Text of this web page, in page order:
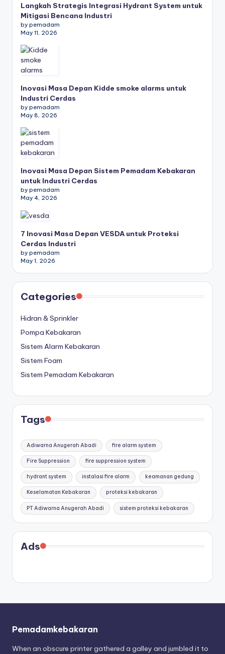
Langkah Strategis Integrasi Hydrant System untuk
Mitigasi Bencana Industri
by pemadam
May 11, 2026
Inovasi Masa Depan Kidde smoke alarms untuk
Industri Cerdas
by pemadam
May 8, 2026
Inovasi Masa Depan Sistem Pemadam Kebakaran
untuk Industri Cerdas
by pemadam
May 4, 2026
7 Inovasi Masa Depan VESDA untuk Proteksi
Cerdas Industri
by pemadam
May 1, 2026
Categories
Hidran & Sprinkler
Pompa Kebakaran
Sistem Alarm Kebakaran
Sistem Foam
Sistem Pemadam Kebakaran
Tags
Adiwarna Anugerah Abadi fire alarm system
Fire Suppression fire suppression system
hydrant system instalasi fire alarm keamanan gedung
Keselamatan Kebakaran proteksi kebakaran
PT Adiwarna Anugerah Abadi sistem proteksi kebakaran
Ads
Pemadamkebakaran
When an obscure printer gathered a galley and jumbled it to